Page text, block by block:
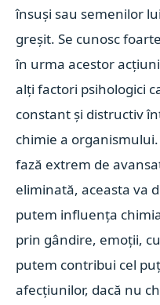
însuși sau semenilor
greșit. Se cunosc
în urma acestor
alți factori psihologici
constant și distructiv
chimie a organismului.
fază extrem de
eliminată, aceasta va
putem influența
prin gândire, emoții,
putem contribui cel
afecțiunilor, dacă nu